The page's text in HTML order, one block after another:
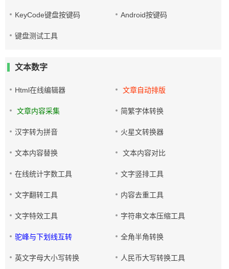
KeyCode键盘按键码 Android按键码
键盘测试工具
文本数字
Html在线编辑器 文章自动排版
文章内容采集 简繁字体转换
汉字转为拼音 火星文转换器
文本内容替换 文本内容对比
在线统计字数工具 文字竖排工具
文字翻转工具 内容去重工具
文字特效工具 字符串文本压缩工具
驼峰与下划线互转 全角半角转换
英文字母大小写转换 人民币大写转换工具